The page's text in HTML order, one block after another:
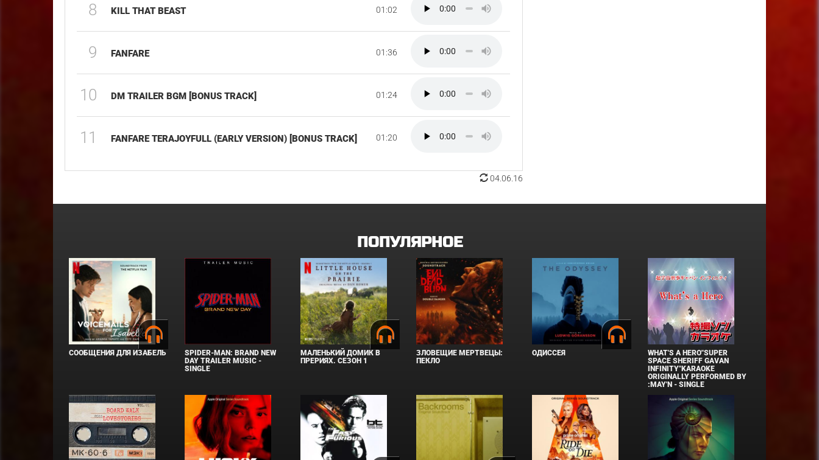
8 KILL THAT BEAST 01:02
9 FANFARE 01:36
10 DM TRAILER BGM [BONUS TRACK] 01:24
11 FANFARE TERAJOYFULL (EARLY VERSION) [BONUS TRACK] 01:20
04.06.16
ПОПУЛЯРНОЕ
СООБЩЕНИЯ ДЛЯ ИЗАБЕЛЬ
SPIDER-MAN: BRAND NEW
DAY TRAILER MUSIC -
SINGLE
МАЛЕНЬКИЙ ДОМИК В
ПРЕРИЯХ. СЕЗОН 1
ЗЛОВЕЩИЕ МЕРТВЕЦЫ:
ПЕКЛО
ОДИССЕЯ
WHAT'S A HERO"SUPER
SPACE SHERIFF GAVAN
INFINITY"KARAOKE
ORIGINALLY PERFORMED BY
:MAY'N - SINGLE